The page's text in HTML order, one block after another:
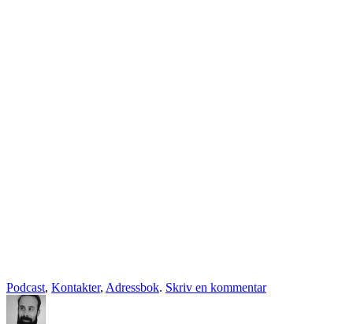
Podcast, Kontakter, Adressbok. Skriv en kommentar